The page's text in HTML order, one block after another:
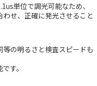
単位で調光可能なため、
せ、正確に発光させること
の明るさと検査スピードも
す。